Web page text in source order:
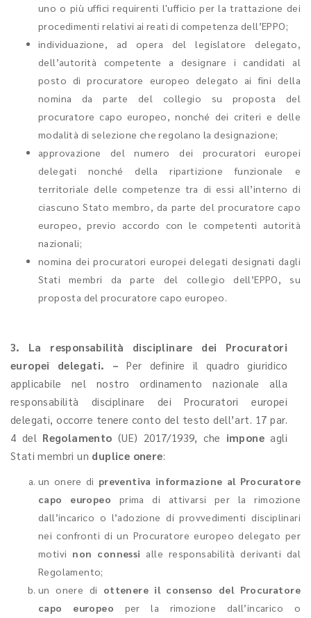
uno o più uffici requirenti l'ufficio per la trattazione dei
procedimenti relativi ai reati di competenza dell’EPPO;
individuazione, ad opera del legislatore delegato,
dell’autorità competente a designare i candidati al
posto di procuratore europeo delegato ai fini della
nomina da parte del collegio su proposta del
procuratore capo europeo, nonché dei criteri e delle
modalità di selezione che regolano la designazione;
approvazione del numero dei procuratori europei
delegati nonché della ripartizione funzionale e
territoriale delle competenze tra di essi all’interno di
ciascuno Stato membro, da parte del procuratore capo
europeo, previo accordo con le competenti autorità
nazionali;
nomina dei procuratori europei delegati designati dagli
Stati membri da parte del collegio dell’EPPO, su
proposta del procuratore capo europeo.
3. La responsabilità disciplinare dei Procuratori
europei delegati. –Per definire il quadro giuridico
applicabile nel nostro ordinamento nazionale alla
responsabilità disciplinare dei Procuratori europei
delegati, occorre tenere conto del testo dell’art. 17 par.
4 del Regolamento (UE) 2017/1939, che impone agli
Stati membri un duplice onere:
un onere di preventiva informazione al Procuratore
capo europeo prima di attivarsi per la rimozione
dall’incarico o l’adozione di provvedimenti disciplinari
nei confronti di un Procuratore europeo delegato per
motivi non connessi alle responsabilità derivanti dal
Regolamento;
un onere di ottenere il consenso del Procuratore
capo europeo per la rimozione dall’incarico o